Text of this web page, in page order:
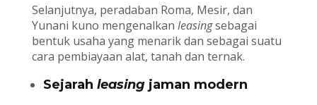
Selanjutnya, peradaban Roma, Mesir, dan
Yunani kuno mengenalkan leasingsebagai
bentuk usaha yang menarik dan sebagai suatu
cara pembiayaan alat, tanah dan ternak.
Sejarah leasingjaman modern